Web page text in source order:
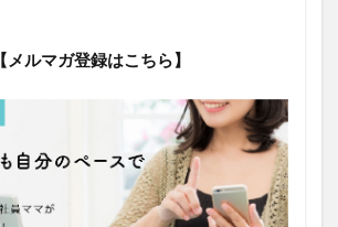
【メルマガ登録はこちら】